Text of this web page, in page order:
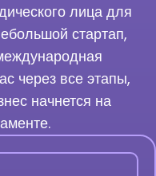
лица для
стартап,
через все этапы,
начнется на